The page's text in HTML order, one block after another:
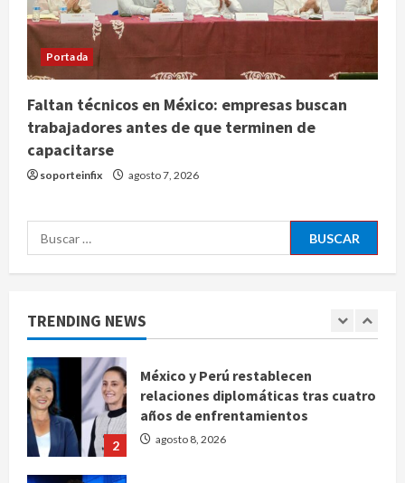
Portada
Faltan técnicos en México: empresas buscan
trabajadores antes de que terminen de
capacitarse
soporteinfix agosto 7, 2026
Buscar:
TRENDING NEWS
Estados Unidos reanuda
aguacate desde México
Denuncian robo de 5 mil dólares y un
AICM
1
EE. UU. reconoce apoyo de
Sheinbaum contra el narco pero
2
México y Perú restablecen
relaciones diplomáticas tras cuatro
años de enfrentamientos
agosto 8, 2026